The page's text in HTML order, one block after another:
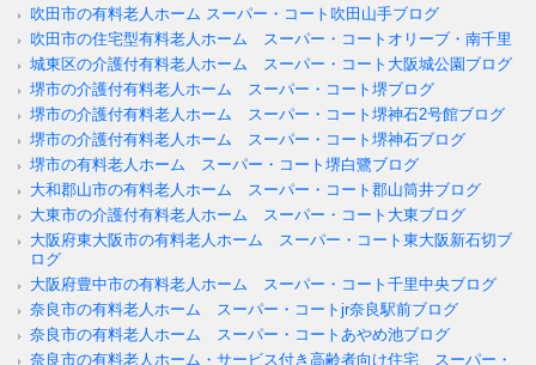
吹田市の有料老人ホーム スーパー・コート吹田山手ブログ
吹田市の住宅型有料老人ホーム スーパー・コートオリーブ・南千里
城東区の介護付有料老人ホーム スーパー・コート大阪城公園ブログ
堺市の介護付有料老人ホーム スーパー・コート堺ブログ
堺市の介護付有料老人ホーム スーパー・コート堺神石2号館ブログ
堺市の介護付有料老人ホーム スーパー・コート堺神石ブログ
堺市の有料老人ホーム スーパー・コート堺白鷺ブログ
大和郡山市の有料老人ホーム スーパー・コート郡山筒井ブログ
大東市の介護付有料老人ホーム スーパー・コート大東ブログ
大阪府東大阪市の有料老人ホーム スーパー・コート東大阪新石切ブ
ログ
大阪府豊中市の有料老人ホーム スーパー・コート千里中央ブログ
奈良市の有料老人ホーム スーパー・コートjr奈良駅前ブログ
奈良市の有料老人ホーム スーパー・コートあやめ池ブログ
奈良市の有料老人ホーム・サービス付き高齢者向け住宅 スーパー・